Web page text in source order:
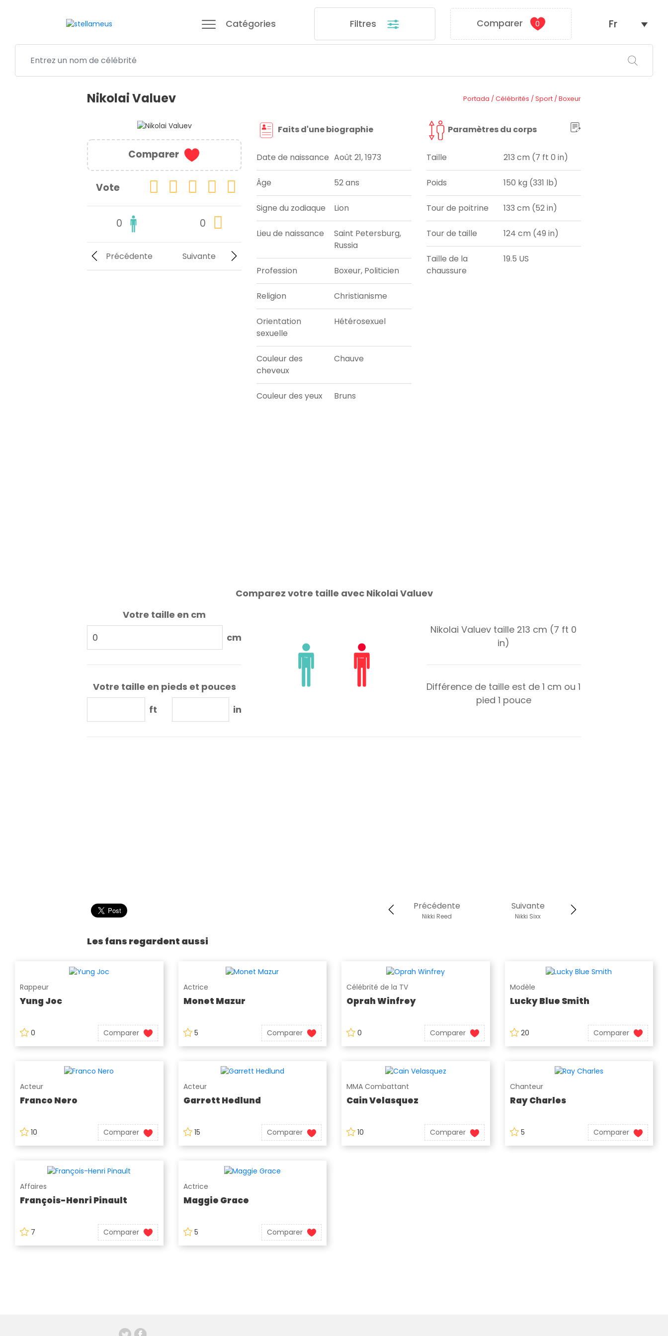
Catégories Filtres Comparer 0 Fr
Nikolai Valuev Portada /Célébrités /Sport/Boxeur
Comparer
Vote
0 0
Suivante
Précédente
Faits d'une biographie
Date de naissance Août 21, 1973
Âge 52 ans
Signe du zodiaque Lion
Lieu de naissance
Saint Petersburg,
Russia
Profession Boxeur, Politicien
Religion Christianisme
Orientation
sexuelle
Hétérosexuel
Couleur des
cheveux
Chauve
Couleur des yeux Bruns
Paramètres du corps
Taille 213 cm (7 ft 0 in)
Poids 150 kg (331 lb)
Tour de poitrine 133 cm (52 in)
Tour de taille 124 cm (49 in)
Taille de la
chaussure
19.5 US
Comparez votre taille avec Nikolai Valuev
Votre taille en cm
cm
Votre taille en pieds et pouces
ft
in
Nikolai Valuev taille 213 cm (7 ft 0
in)
Différence de taille est de1 cm ou1
pied 1 pouce
Suivante
Nikki Sixx
Précédente
Nikki Reed
Les fans regardent aussi
Rappeur
Yung Joc
0 Comparer
Actrice
Monet Mazur
5 Comparer
Célébrité de la TV
Oprah Winfrey
0 Comparer
Modèle
Lucky Blue Smith
20 Comparer
Acteur
Franco Nero
10 Comparer
Acteur
Garrett Hedlund
15 Comparer
MMA Combattant
Cain Velasquez
10 Comparer
Chanteur
Ray Charles
5 Comparer
Affaires
François-Henri Pinault
7 Comparer
Actrice
Maggie Grace
5 Comparer